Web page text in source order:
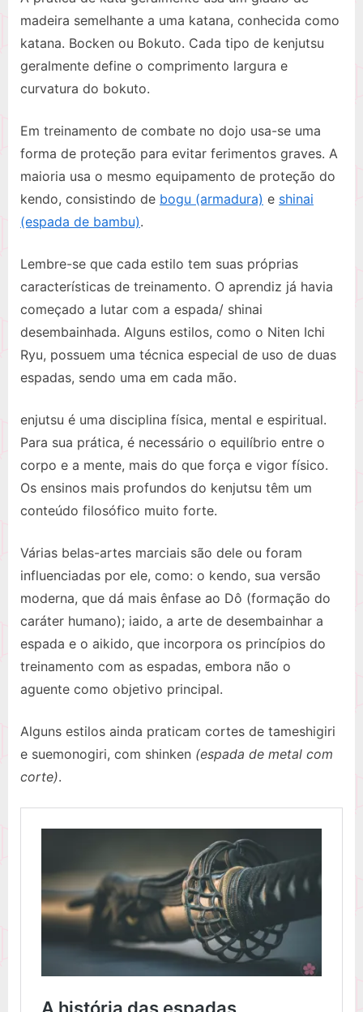
madeira semelhante a uma katana, conhecida como
katana. Bocken ou Bokuto. Cada tipo de kenjutsu
geralmente define o comprimento largura e
curvatura do bokuto.
Em treinamento de combate no dojo usa-se uma
forma de proteção para evitar ferimentos graves. A
maioria usa o mesmo equipamento de proteção do
kendo, consistindo de bogu (armadura) e shinai
(espada de bambu).
Lembre-se que cada estilo tem suas próprias
características de treinamento. O aprendiz já havia
começado a lutar com a espada/ shinai
desembainhada. Alguns estilos, como o Niten Ichi
Ryu, possuem uma técnica especial de uso de duas
espadas, sendo uma em cada mão.
enjutsu é uma disciplina física, mental e espiritual.
Para sua prática, é necessário o equilíbrio entre o
corpo e a mente, mais do que força e vigor físico.
Os ensinos mais profundos do kenjutsu têm um
conteúdo filosófico muito forte.
Várias belas-artes marciais são dele ou foram
influenciadas por ele, como: o kendo, sua versão
moderna, que dá mais ênfase ao Dô (formação do
caráter humano); iaido, a arte de desembainhar a
espada e o aikido, que incorpora os princípios do
treinamento com as espadas, embora não o
aguente como objetivo principal.
Alguns estilos ainda praticam cortes de tameshigiri
e suemonogiri, com shinken (espada de metal com
corte).